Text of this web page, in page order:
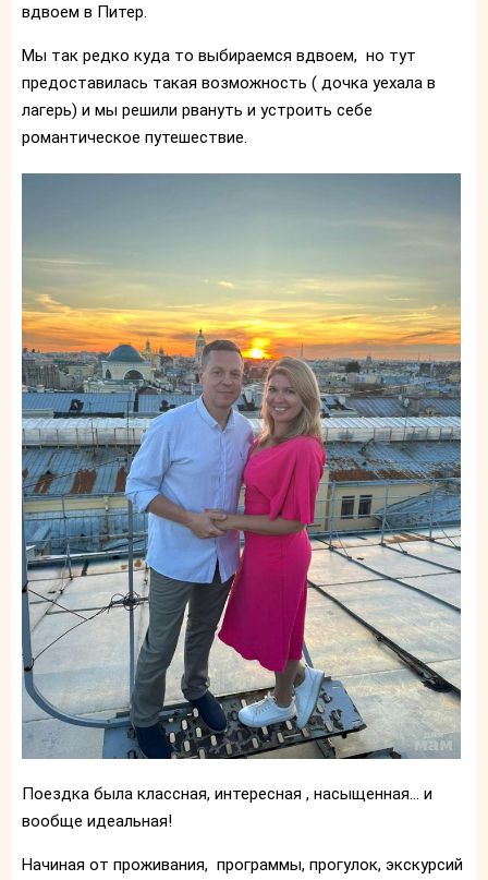
вдвоем в Питер.
Мы так редко куда то выбираемся вдвоем, но тут
предоставилась такая возможность ( дочка уехала в
лагерь) и мы решили рвануть и устроить себе
романтическое путешествие.
Поездка была классная, интересная , насыщенная... и
вообще идеальная!
Начиная от проживания, программы, прогулок, экскурсий